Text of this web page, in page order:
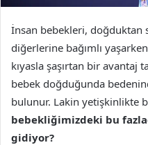
İnsan bebekleri, doğduktan
diğerlerine bağımlı
kıyasla şaşırtan bir avantaj
bebek doğduğunda
bulunur. Lakin yetişkinlikte
bebekliğimizdeki bu
gidiyor?